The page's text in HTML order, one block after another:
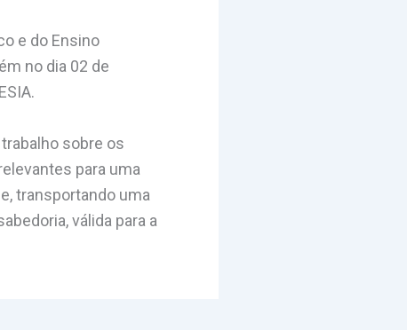
e do Ensino
no dia 02 de
sobre os
para uma
transportando uma
válida para a